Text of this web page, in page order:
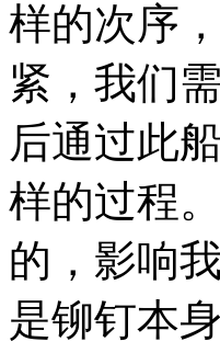
样的次序
紧，我们
后通过此
样的过程
的，影响
是铆钉本